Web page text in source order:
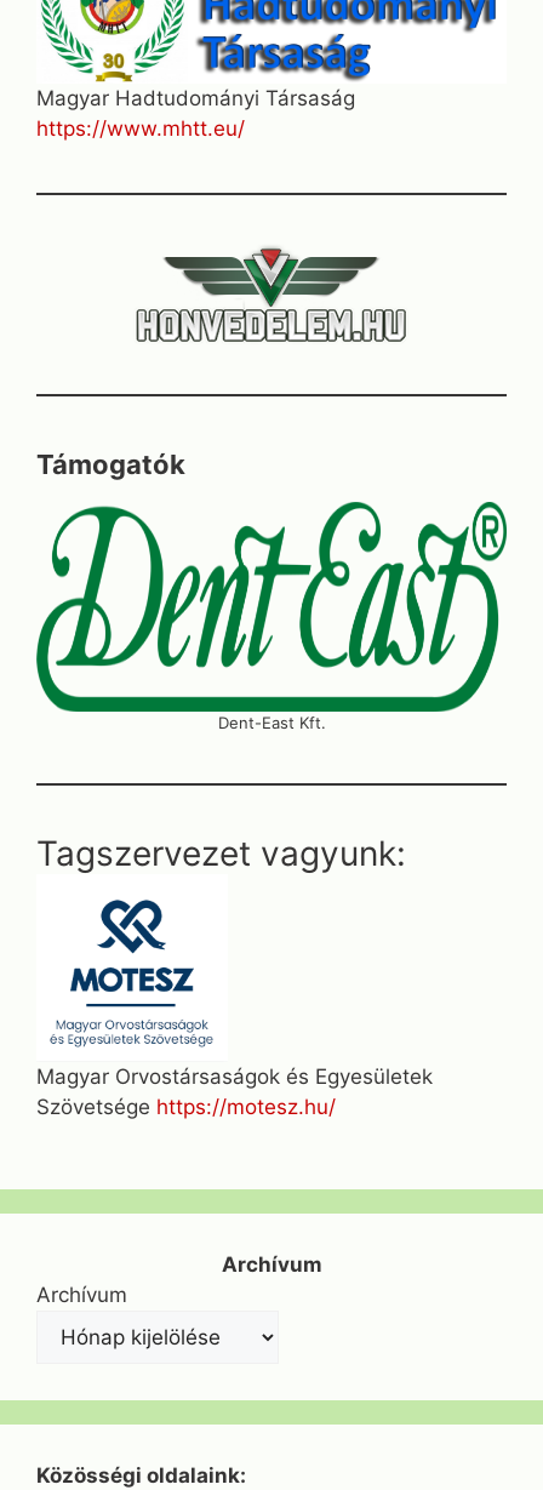
Magyar Hadtudományi Társaság
https://www.mhtt.eu/
Támogatók
Dent-East Kft.
Tagszervezet vagyunk:
Magyar Orvostársaságok és Egyesületek
Szövetsége https://motesz.hu/
Archívum
Archívum
Közösségi oldalaink: